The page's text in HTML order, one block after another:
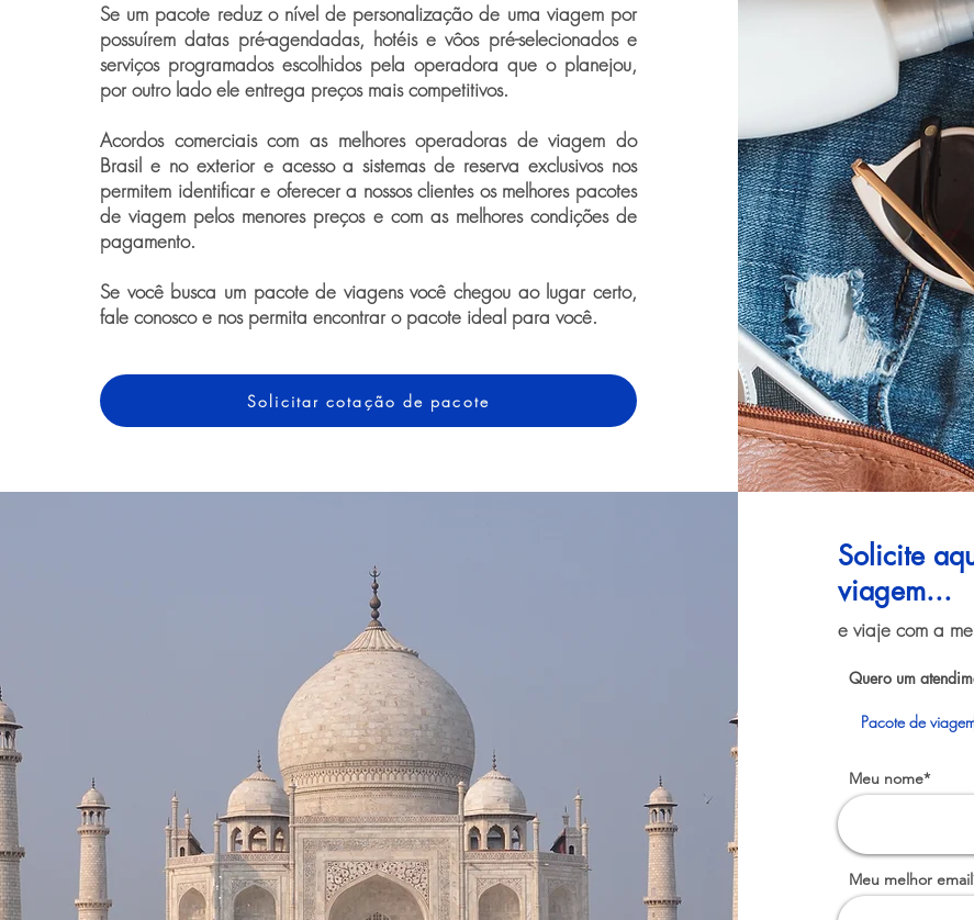
Se um pacote reduz o nível de personalização de uma viagem por
possuírem datas pré-agendadas, hotéis e vôos pré-selecionados e
serviços programados escolhidos pela operadora que o planejou,
por outro lado ele entrega preços mais competitivos.
Acordos comerciais com as melhores operadoras de viagem do
Brasil e no exterior e acesso a sistemas de reserva exclusivos nos
permitem identificar e oferecer a nossos clientes os melhores pacotes
de viagem pelos menores preços e com as melhores condições de
pagamento.
Se você busca um pacote de viagens você chegou ao lugar certo,
fale conosco e nos permita encontrar o pacote ideal para você.
Solicitar cotação de pacote
Solicite
viagem...
e viaje com a
Quero um
Pacote de
Meu nome*
Meu melhor